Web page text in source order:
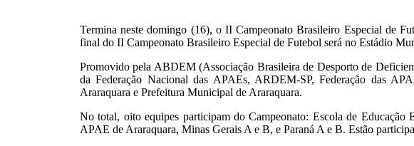
Termina neste domingo (16), o II Campeonato Brasileiro Especial de
final do II Campeonato Brasileiro Especial de Futebol será no Estádio
Promovido pela ABDEM (Associação Brasileira de Desporto de
da Federação Nacional das APAEs, ARDEM-SP, Federação das
Araraquara e Prefeitura Municipal de Araraquara.
No total, oito equipes participam do Campeonato: Escola de Educação
APAE de Araraquara, Minas Gerais A e B, e Paraná A e B. Estão